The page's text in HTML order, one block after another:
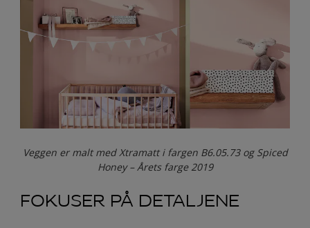
Veggen er malt med Xtramatt i fargen B6.05.73 og Spiced
Honey – Årets farge 2019
FOKUSER PÅ DETALJENE